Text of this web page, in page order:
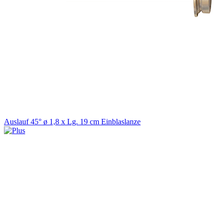
Auslauf 45° ø 1,8 x Lg. 19 cm Einblaslanze